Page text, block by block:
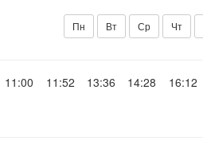
Пн Вт Ср Чт
11:00 11:52 13:36 14:28 16:12